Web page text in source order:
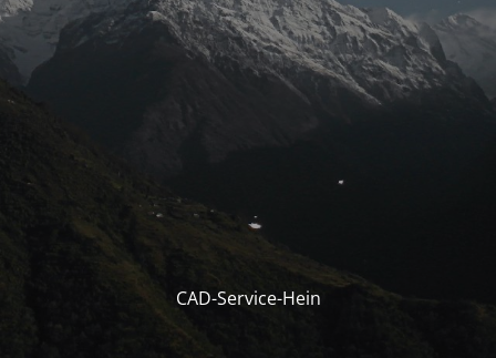
CAD-Service-Hein